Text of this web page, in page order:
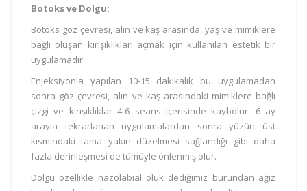
Botoks ve Dolgu:
Botoks göz çevresi, alın ve kaş arasında, yaş ve mimiklere
bağlı oluşan kırışıklıkları açmak için kullanılan estetik bir
uygulamadır.
Enjeksiyonla yapılan 10-15 dakikalık bu uygulamadan
sonra göz çevresi, alın ve kaş arasındaki mimiklere bağlı
çizgi ve kırışıklıklar 4-6 seans içerisinde kaybolur. 6 ay
arayla tekrarlanan uygulamalardan sonra yüzün üst
kısmındaki tama yakın düzelmesi sağlandığı gibi daha
fazla derinleşmesi de tümüyle önlenmiş olur.
Dolgu özellikle nazolabial oluk dediğimiz burundan ağız